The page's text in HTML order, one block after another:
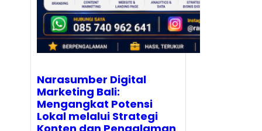
Narasumber Digital
Marketing Bali:
Mengangkat Potensi
Lokal melalui Strategi